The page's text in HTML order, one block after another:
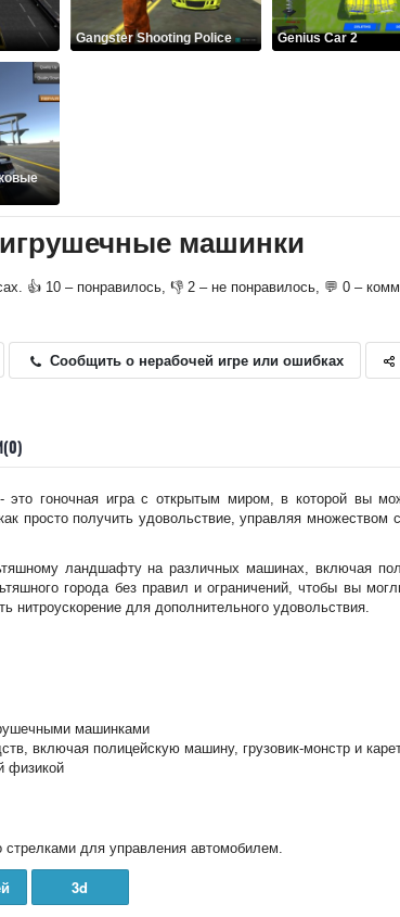
Gangster Shooting Police Genius Car 2
машинки
👍 10 – понравилось, 👎 2 – не понравилось, 💬 0 –
Сообщить о нерабочей игре или ошибках
гоночная игра с открытым миром, в которой вы
просто получить удовольствие, управляя
ландшафту на различных машинах, включая
города без правил и ограничений, чтобы вы
нитроускорение для дополнительного удовольствия.
машинками
включая полицейскую машину, грузовик-монстр и
физикой
для управления автомобилем.
3d